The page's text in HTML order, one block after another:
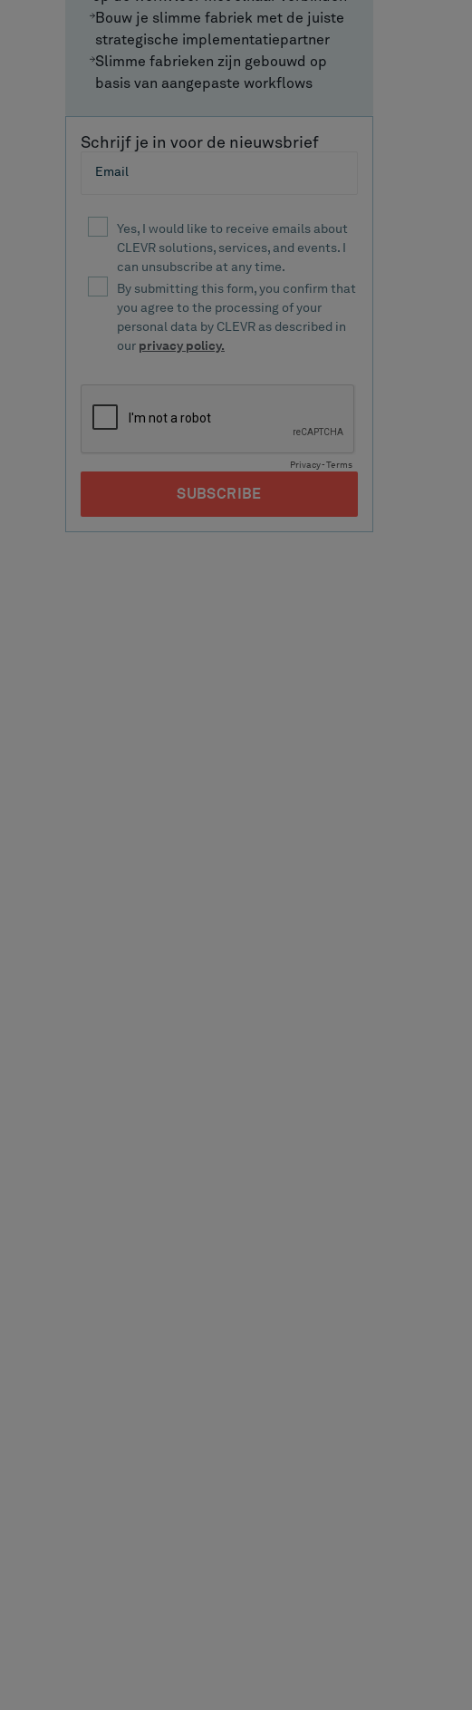
Bouw je slimme fabriek met de juiste
strategische implementatiepartner
Slimme fabrieken zijn gebouwd op
basis van aangepaste workflows
Schrijf je in voor de nieuwsbrief